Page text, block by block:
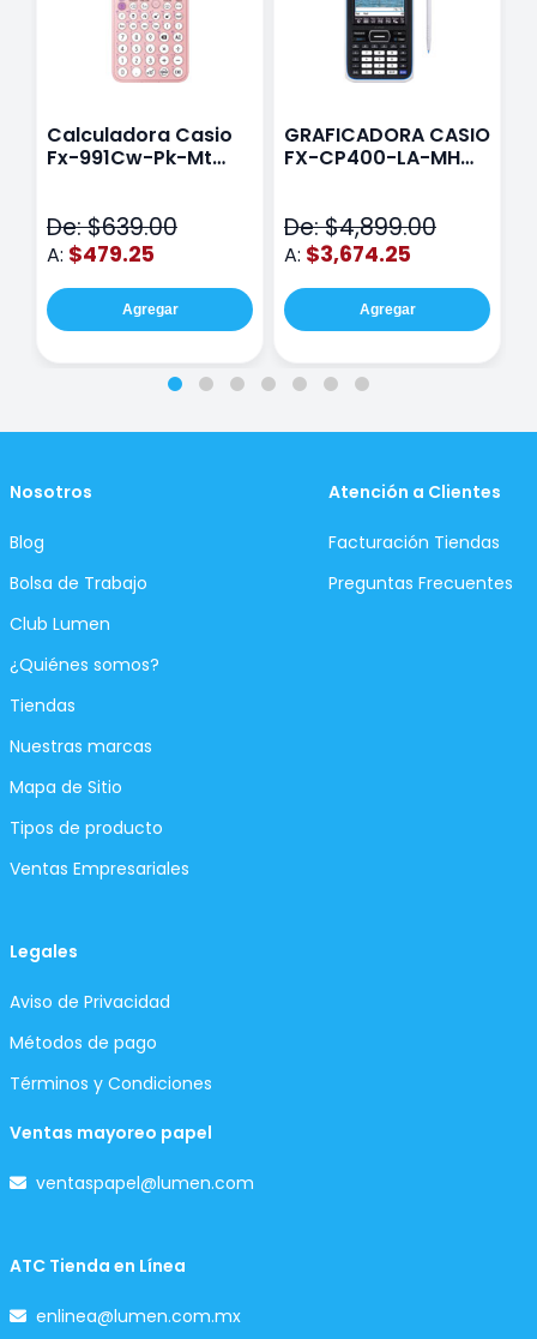
Calculadora Casio
Fx-991Cw-Pk-Mt
De: $639.00
A: $479.25
Agregar
GRAFICADORA CASIO
FX-CP400-LA-MH
De: $4,899.00
A: $3,674.25
Agregar
Nosotros
Blog
Bolsa de Trabajo
Club Lumen
¿Quiénes somos?
Tiendas
Nuestras marcas
Mapa de Sitio
Tipos de producto
Ventas Empresariales
Atención a Clientes
Facturación Tiendas
Preguntas Frecuentes
Legales
Aviso de Privacidad
Métodos de pago
Términos y Condiciones
Ventas mayoreo papel
ventaspapel@lumen.com
ATC Tienda en Línea
enlinea@lumen.com.mx